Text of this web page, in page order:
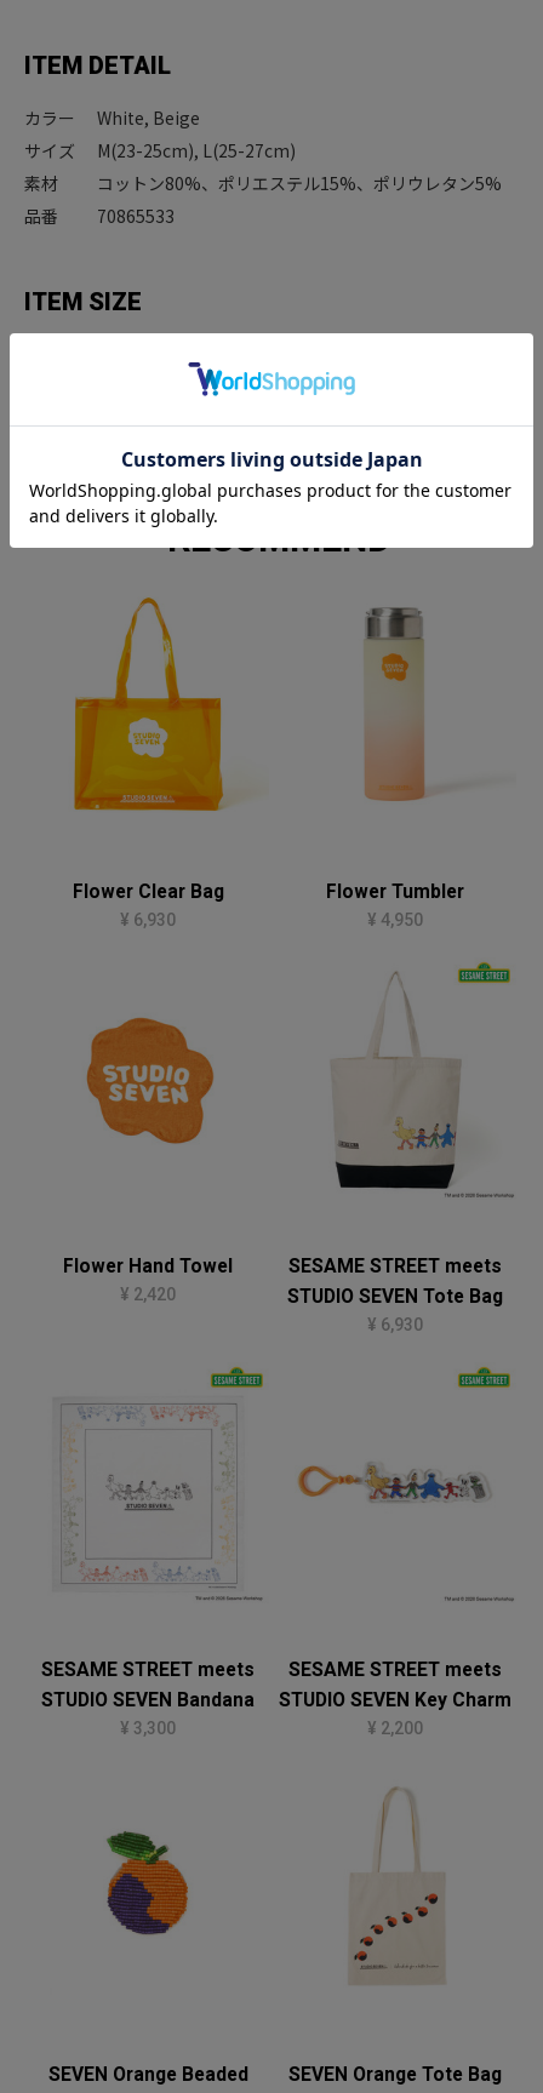
ITEM DETAIL
カラー
White, Beige
サイズ
M(23-25cm), L(25-27cm)
素材
コットン80%、ポリエステル15%、ポリウレタン5%
品番
70865533
ITEM SIZE
22cm
RECOMMEND
Flower Clear Bag
¥ 6,930
Flower Tumbler
¥ 4,950
Flower Hand Towel
¥ 2,420
SESAME STREET meets
STUDIO SEVEN Tote Bag
¥ 6,930
SESAME STREET meets
STUDIO SEVEN Bandana
¥ 3,300
SESAME STREET meets
STUDIO SEVEN Key Charm
¥ 2,200
SEVEN Orange Beaded SEVEN Orange Tote Bag